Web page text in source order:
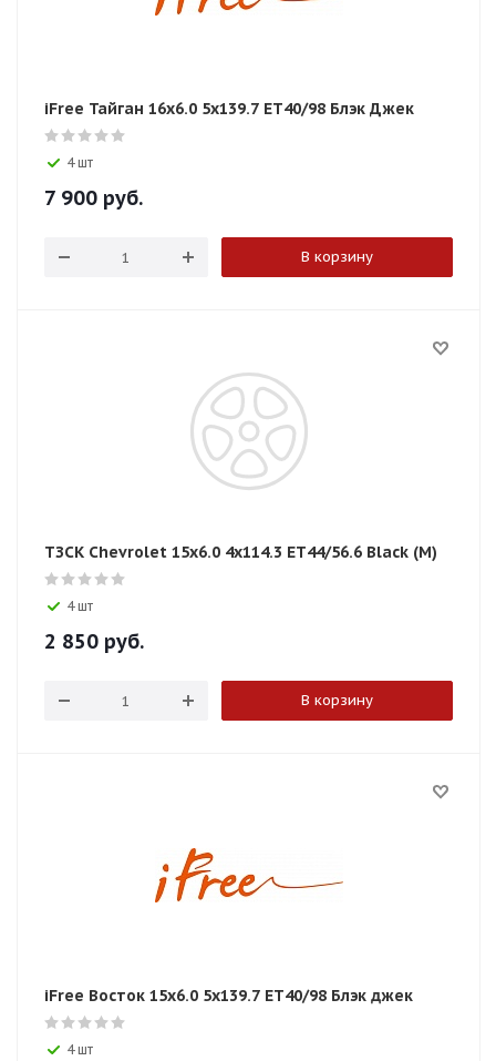
iFree Тайган 16x6.0 5x139.7 ET40/98 Блэк Джек
4 шт
7 900 руб.
В корзину
ТЗСК Chevrolet 15x6.0 4x114.3 ET44/56.6 Black (М)
4 шт
2 850 руб.
В корзину
iFree Восток 15x6.0 5x139.7 ET40/98 Блэк джек
4 шт